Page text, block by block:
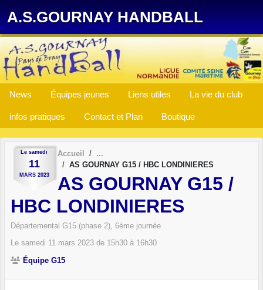
A.S.GOURNAY HANDBALL
News Équipes jeunes Liens utiles La vie du club
infos pratiques Contact et Plan Boutique
Le samedi
11
MARS 2023
Accueil
AS GOURNAY G15 / HBC LONDINIERES
AS GOURNAY G15 /
HBC LONDINIERES
Départemental G15 (phase 2), 6ème journée
Le samedi 11 mars 2023 de 15h30 à 16h30
Équipe G15